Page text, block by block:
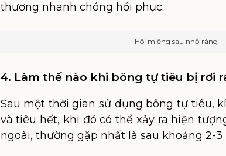
thương nhanh chóng hồi phục.
Hôi miệng sau nhổ răng
4. Làm thế nào khi bông tự tiêu bị rơi
Sau một thời gian sử dụng bông tự tiêu,
và tiêu hết, khi đó có thể xảy ra hiện
ngoài, thường gặp nhất là sau khoảng 2-3